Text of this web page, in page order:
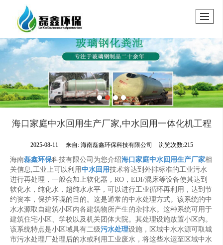
海口家庭中水回用生产厂家,中水回用一体化机工程
2025-08-11 来自: 海南磊鑫环保科技有限公司 浏览次数:215
海南磊鑫环保科技有限公司为您介绍海口家庭中水回用生产厂家相
关信息,工业上可以利用中水回用技术将达到外排标准的工业污水
进行再处理，一般会加上软化器，RO，EDI/混床等设备使其达到
软化水，纯化水，超纯水水平，可以进行工业循环再利用，达到节
约资本，保护环境的目的。这是通常的中水处理方式。该系统的中
水水源取自建筑小区内各建筑物所产生的杂排水。这种系统可用于
建筑住宅小区、学校以及机关团体大院。其处理设施放置小区内。
该系统特点是小区域具有二级污水处理设施，区域中水水源可取城
市污水处理厂处理后的水或利用工业废水，将这些水运至区域中水